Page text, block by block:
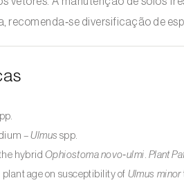
recomenda‑se diversificação de
–Ulmus spp.
hybrid Ophiostoma novo‑ulmi. Plant
age on susceptibility of Ulmus minor